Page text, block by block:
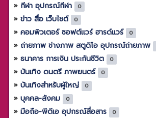
กีฬา อุปกรณ์กีฬา 0
ข่าว สื่อ เว็บไซต์ 0
คอมพิวเตอร์ ซอฟต์แวร์ ฮารด์แวร์ 0
ถ่ายภาพ ช่างภาพ สตูดิโอ อุปกรณ์ถ่ายภาพ
ธนาคาร การเงิน ประกันชีวิต 0
บันเทิง ดนตรี ภาพยนตร์ 0
บันเทิงสำหรับผู้ใหญ่ 0
บุคคล-สังคม 0
มือถือ-พีดีเอ อุปกรณ์สื่อสาร 0